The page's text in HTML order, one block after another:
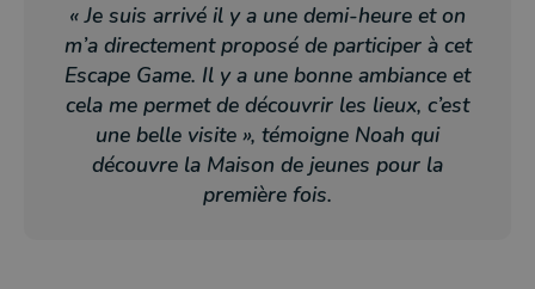
«Je suis arrivé il y a une demi-heure et on
m’a directement proposé de participer à cet
Escape Game. Il y a une bonne ambiance et
cela me permet de découvrir les lieux, c’est
une belle visite », témoigne Noah qui
découvre la Maison de jeunes pour la
première fois.